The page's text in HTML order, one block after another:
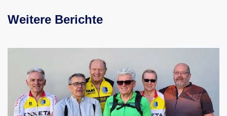
Weitere Berichte